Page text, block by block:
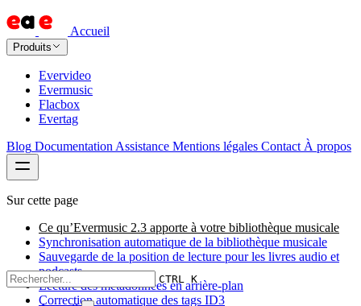
Accueil
Produits
Evervideo
Evermusic
Flacbox
Evertag
Blog Documentation Assistance Mentions légales Contact À propos
CTRL K
Sur cette page
Ce qu’Evermusic 2.3 apporte à votre bibliothèque musicale
Synchronisation automatique de la bibliothèque musicale
Sauvegarde de la position de lecture pour les livres audio et
podcasts
Lecture des métadonnées en arrière-plan
Correction automatique des tags ID3